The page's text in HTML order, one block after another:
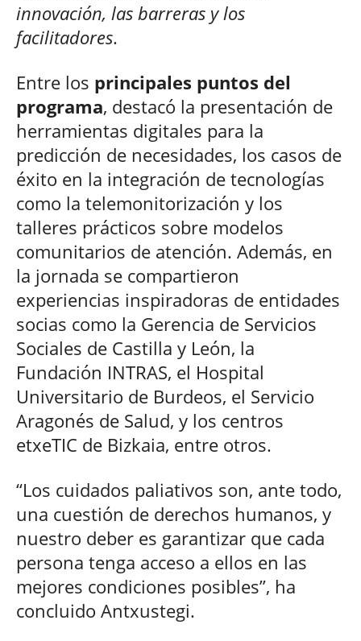
innovación, las barreras y los
facilitadores.
Entre los principales puntos del
programa, destacó la presentación de
herramientas digitales para la
predicción de necesidades, los casos de
éxito en la integración de tecnologías
como la telemonitorización y los
talleres prácticos sobre modelos
comunitarios de atención. Además, en
la jornada se compartieron
experiencias inspiradoras de entidades
socias como la Gerencia de Servicios
Sociales de Castilla y León, la
Fundación INTRAS, el Hospital
Universitario de Burdeos, el Servicio
Aragonés de Salud, y los centros
etxeTIC de Bizkaia, entre otros.
“Los cuidados paliativos son, ante todo,
una cuestión de derechos humanos, y
nuestro deber es garantizar que cada
persona tenga acceso a ellos en las
mejores condiciones posibles”, ha
concluido Antxustegi.